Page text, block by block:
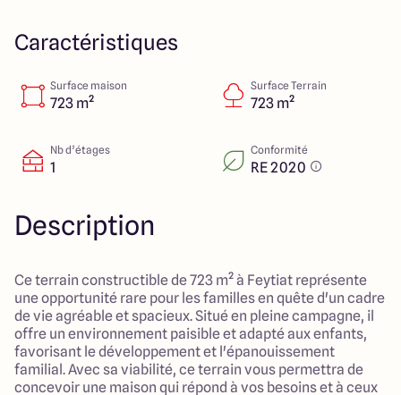
Caractéristiques
Surface maison
723 m²
Surface Terrain
723 m²
Nb d’étages
1
Conformité
RE 2020
Description
Ce terrain constructible de 723 m² à Feytiat représente
une opportunité rare pour les familles en quête d'un cadre
de vie agréable et spacieux. Situé en pleine campagne, il
offre un environnement paisible et adapté aux enfants,
favorisant le développement et l'épanouissement
familial. Avec sa viabilité, ce terrain vous permettra de
concevoir une maison qui répond à vos besoins et à ceux